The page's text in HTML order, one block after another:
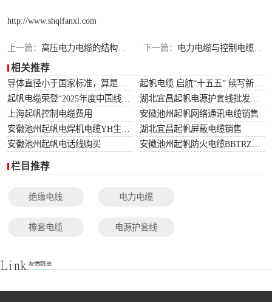
http://www.shqifanxl.com
上一篇： 高压电力电缆的结构以及电力电缆连接头种类 下一篇： 电力电缆与控制电缆的区别，常用的电力电缆有哪些？
相关推荐
上海起帆控制电缆费用
安徽池州起帆网络通讯电缆销售
湖北宜昌起帆屏蔽电缆销售
安徽池州起帆电话线购买
栏目推荐
绝缘电线 电力电缆
橡套电缆 电源护套线
光伏电缆
特种电缆
网络通讯电缆